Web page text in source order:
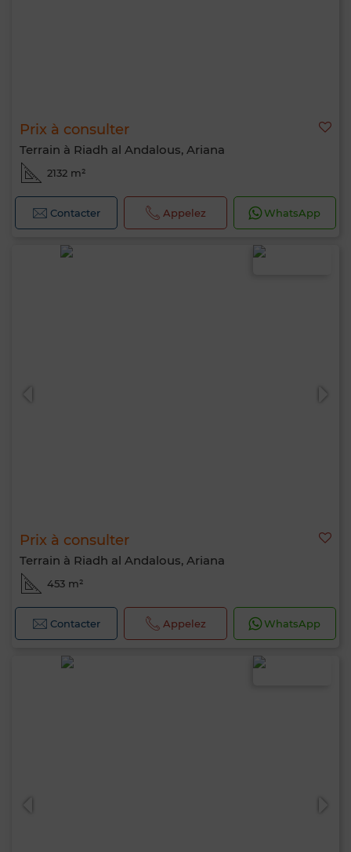
Prix à consulter
Terrain à Riadh al Andalous, Ariana
2132 m²
Contacter Appelez WhatsApp
Prix à consulter
Terrain à Riadh al Andalous, Ariana
453 m²
Contacter Appelez WhatsApp